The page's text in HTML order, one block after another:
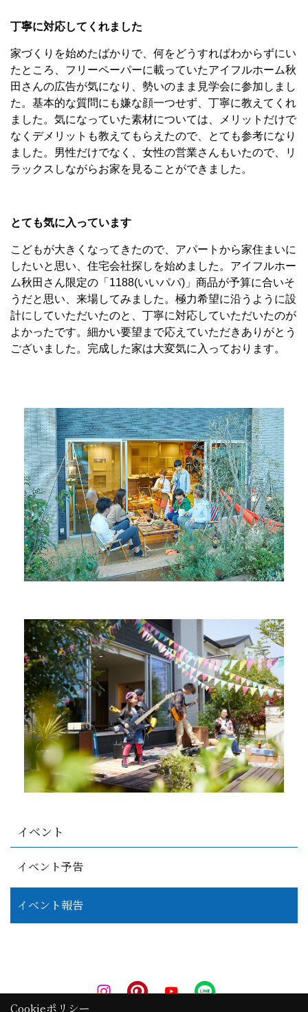
丁寧に対応してくれました
家づくりを始めたばかりで、何をどうすればわからずにい
たところ、フリーペーパーに載っていたアイフルホーム秋
田さんの広告が気になり、勢いのまま見学会に参加しまし
た。基本的な質問にも嫌な顔一つせず、丁寧に教えてくれ
ました。気になっていた素材については、メリットだけで
なくデメリットも教えてもらえたので、とても参考になり
ました。男性だけでなく、女性の営業さんもいたので、リ
ラックスしながらお家を見ることができました。
とても気に入っています
こどもが大きくなってきたので、アパートから家住まいに
したいと思い、住宅会社探しを始めました。アイフルホー
ム秋田さん限定の「1188(いいパパ)」商品が予算に合いそ
うだと思い、来場してみました。極力希望に沿うように設
計にしていただいたのと、丁寧に対応していただいたのが
よかったです。細かい要望まで応えていただきありがとう
ございました。完成した家は大変気に入っております。
イベント
イベント予告
イベント報告
Cookieポリシー